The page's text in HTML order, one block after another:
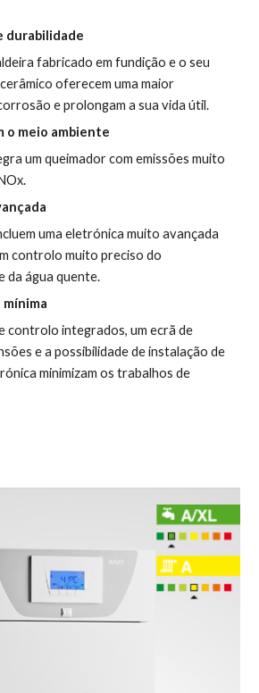
durabilidade
fabricado em fundição e o seu
oferecem uma maior
e prolongam a sua vida útil.
o meio ambiente
um queimador com emissões muito
uma eletrónica muito avançada
controlo muito preciso do
da água quente.
controlo integrados, um ecrã de
e a possibilidade de instalação de
minimizam os trabalhos de